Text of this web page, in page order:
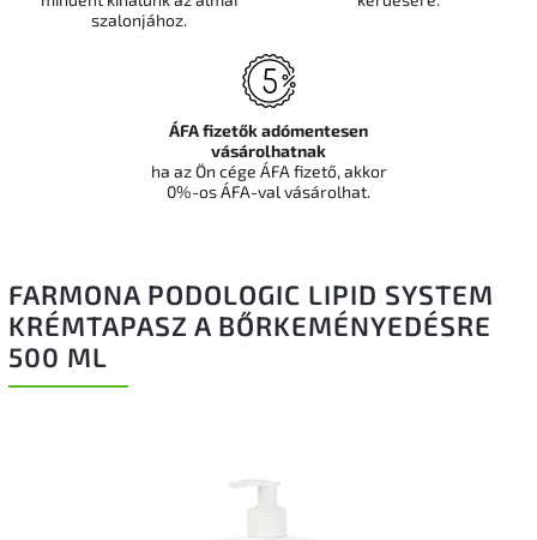
FARMONA PODOLOGIC LIPID SYSTEM
KRÉMTAPASZ A BŐRKEMÉNYEDÉSRE
500 ML
szalonjához.
ÁFA fizetők adómentesen
vásárolhatnak
ha az Ön cége ÁFA fizető, akkor
0%-os ÁFA-val vásárolhat.